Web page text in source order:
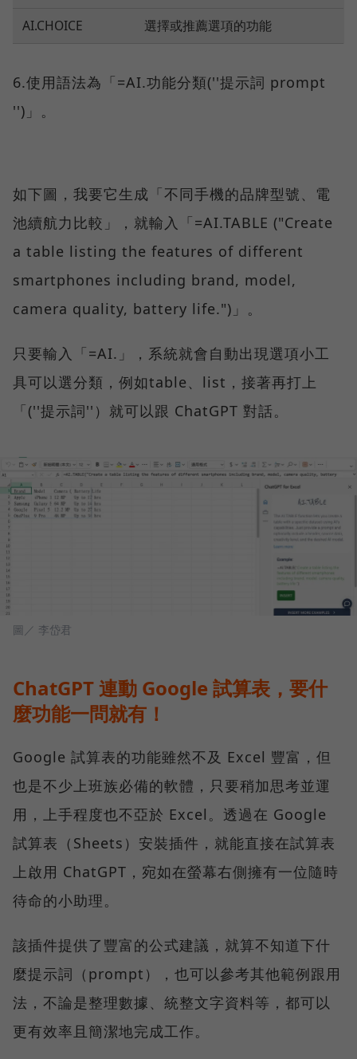
AI.CHOICE
選擇或推薦選項的功能
6.使用語法為「=AI.功能分類(''提示詞 prompt
'')」。
如下圖，我要它生成「不同手機的品牌型號、電
池續航力比較」，就輸入「=AI.TABLE ("Create
a table listing the features of different
smartphones including brand, model,
camera quality, battery life.")」。
只要輸入「=AI.」，系統就會自動出現選項小工
具可以選分類，例如table、list，接著再打上
「(''提示詞''）就可以跟 ChatGPT 對話。
圖／ 李岱君
ChatGPT 連動 Google 試算表，要什
麼功能一問就有！
Google 試算表的功能雖然不及 Excel 豐富，但
也是不少上班族必備的軟體，只要稍加思考並運
用，上手程度也不亞於 Excel。透過在 Google
試算表（Sheets）安裝插件，就能直接在試算表
上啟用 ChatGPT，宛如在螢幕右側擁有一位隨時
待命的小助理。
該插件提供了豐富的公式建議，就算不知道下什
麼提示詞（prompt），也可以參考其他範例跟用
法，不論是整理數據、統整文字資料等，都可以
更有效率且簡潔地完成工作。